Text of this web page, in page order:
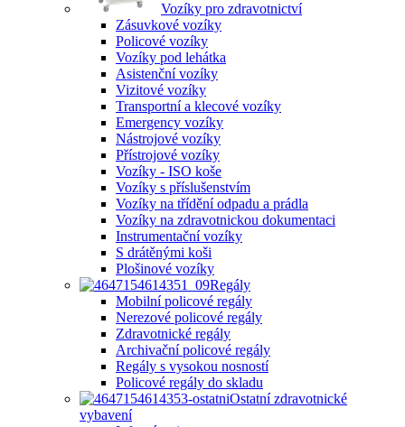
Vozíky pro zdravotnictví
Zásuvkové vozíky
Policové vozíky
Vozíky pod lehátka
Asistenční vozíky
Vizitové vozíky
Transportní a klecové vozíky
Emergency vozíky
Nástrojové vozíky
Přístrojové vozíky
Vozíky - ISO koše
Vozíky s příslušenstvím
Vozíky na třídění odpadu a prádla
Vozíky na zdravotnickou dokumentaci
Instrumentační vozíky
S drátěnými koši
Plošinové vozíky
Regály
Mobilní policové regály
Nerezové policové regály
Zdravotnické regály
Archivační policové regály
Regály s vysokou nosností
Policové regály do skladu
Ostatní zdravotnické
vybavení